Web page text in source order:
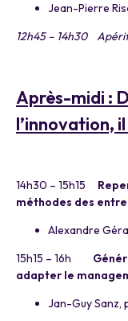
Jean-Pierre
12h45 – 14h30
Après-midi :
l’innovation, il
14h30 – 15h15
méthodes des
Alexandre
15h15 – 16h
adapter le
Jan-Guy Sanz,